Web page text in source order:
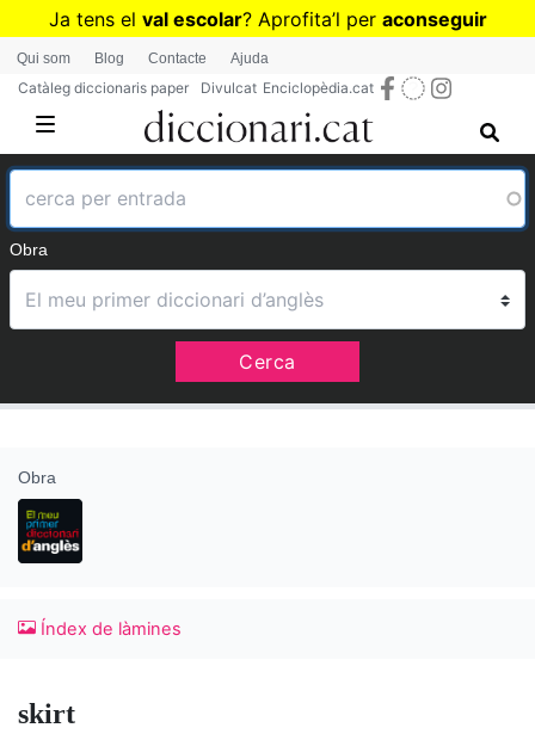
Vés
contingut
Ja tens el val escolar? Aprofita’l per aconseguir
diccionaris per a Primària o Secundària
Qui som Blog Contacte Ajuda
Catàleg diccionaris paper Divulcat Enciclopèdia.cat
Obra
Cerca
skirt
Obra
Índex de làmines